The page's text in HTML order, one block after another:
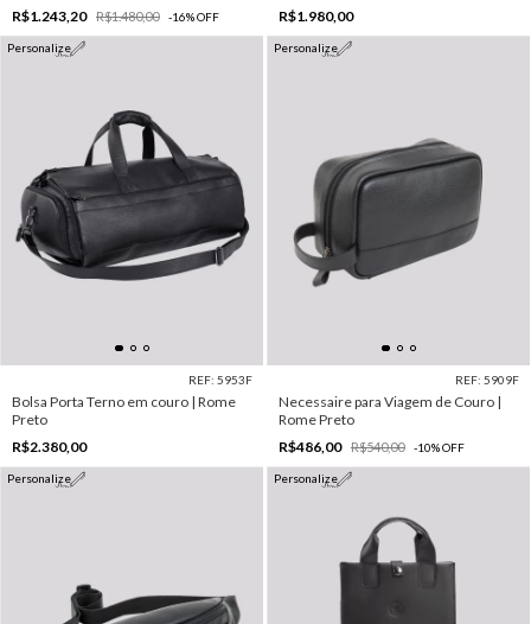
R$1.243,20
R$1.480,00 -16%OFF
R$1.980,00
Personalize
REF: 5953F
Bolsa Porta Terno em couro | Rome
Preto
R$2.380,00
Personalize
REF: 5909F
Necessaire para Viagem de Couro |
Rome Preto
R$486,00
R$540,00 -10%OFF
Personalize Personalize